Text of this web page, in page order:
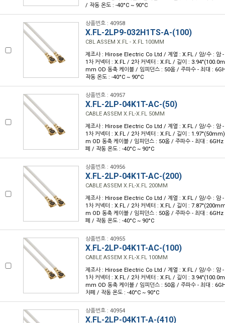
/ 작동 온도 : -40°C ~ 90°C
상품번호 : 40958
X.FL-2LP9-032H1TS-A-(100)
CBL ASSEM X.FL - X.FL 100MM
제조사 : Hirose Electric Co Ltd / 계열 : X.FL / 암/수 : 암 -
1차 커넥터 : X.FL / 2차 커넥터 : X.FL / 길이 :
mm OD 동축 케이블 / 임피던스 : 50옴 / 주파수 - 최대 :
작동 온도 : -40°C ~ 90°C
상품번호 : 40957
X.FL-2LP-04K1T-AC-(50)
CABLE ASSEM X.FL-X.FL 50MM
제조사 : Hirose Electric Co Ltd / 계열 : X.FL / 암/수 : 암 -
1차 커넥터 : X.FL / 2차 커넥터 : X.FL / 길이 :
m OD 동축 케이블 / 임피던스 : 50옴 / 주파수 - 최대 :
폐 / 작동 온도 : -40°C ~ 90°C
상품번호 : 40956
X.FL-2LP-04K1T-AC-(200)
CABLE ASSEM X.FL-X.FL 200MM
제조사 : Hirose Electric Co Ltd / 계열 : X.FL / 암/수 : 암 -
1차 커넥터 : X.FL / 2차 커넥터 : X.FL / 길이 :
m OD 동축 케이블 / 임피던스 : 50옴 / 주파수 - 최대 :
폐 / 작동 온도 : -40°C ~ 90°C
상품번호 : 40955
X.FL-2LP-04K1T-AC-(100)
CABLE ASSEM X.FL-X.FL 100MM
제조사 : Hirose Electric Co Ltd / 계열 : X.FL / 암/수 : 암 -
1차 커넥터 : X.FL / 2차 커넥터 : X.FL / 길이 :
mm OD 동축 케이블 / 임피던스 : 50옴 / 주파수 - 최대 :
차폐 / 작동 온도 : -40°C ~ 90°C
상품번호 : 40954
X.FL-2LP-04K1T-A-(410)